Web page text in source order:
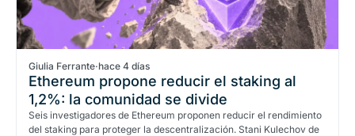
Giulia Ferrante·hace 4 días
Ethereum propone reducir el staking al
1,2%: la comunidad se divide
Seis investigadores de Ethereum proponen reducir el rendimiento
del staking para proteger la descentralización. Stani Kulechov de